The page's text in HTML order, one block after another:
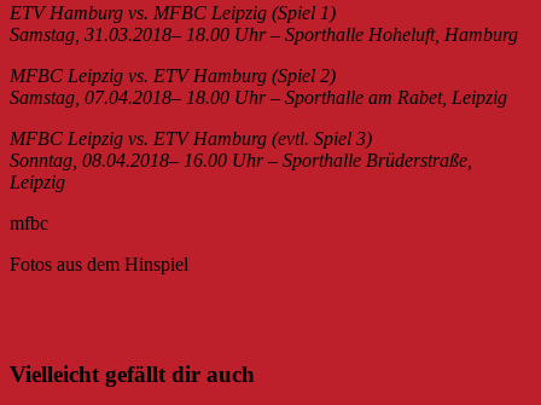
ETV Hamburg vs. MFBC Leipzig (Spiel 1)
Samstag, 31.03.2018– 18.00 Uhr – Sporthalle Hoheluft, Hamburg
MFBC Leipzig vs. ETV Hamburg (Spiel 2)
Samstag, 07.04.2018– 18.00 Uhr – Sporthalle am Rabet, Leipzig
MFBC Leipzig vs. ETV Hamburg (evtl. Spiel 3)
Sonntag, 08.04.2018– 16.00 Uhr – Sporthalle Brüderstraße,
Leipzig
mfbc
Fotos aus dem Hinspiel
Vielleicht gefällt dir auch